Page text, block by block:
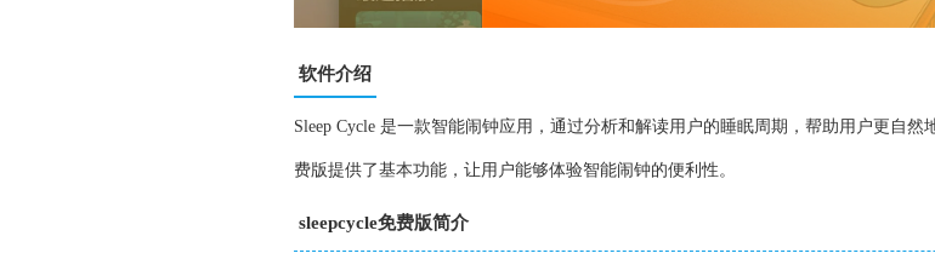
软件介绍
Sleep Cycle 是一款智能闹钟应用，通过分析和解读用户的睡眠周期，帮助用户更自然
费版提供了基本功能，让用户能够体验智能闹钟的便利性。
sleepcycle免费版简介